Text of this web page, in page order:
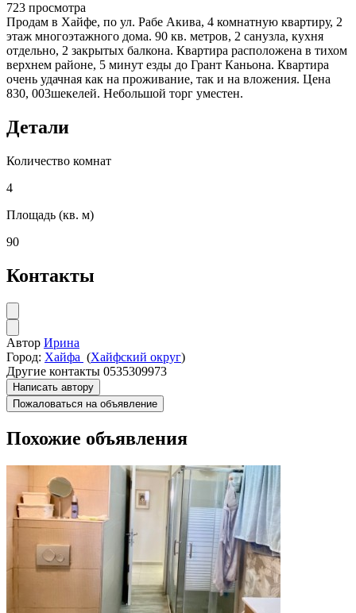
723 просмотра
Продам в Хайфе, по ул. Рабе Акива, 4 комнатную квартиру, 2
этаж многоэтажного дома. 90 кв. метров, 2 санузла, кухня
отдельно, 2 закрытых балкона. Квартира расположена в тихом
верхнем районе, 5 минут езды до Грант Каньона. Квартира
очень удачная как на проживание, так и на вложения. Цена
830, 003шекелей. Небольшой торг уместен.
Детали
Количество комнат
4
Площадь (кв. м)
90
Контакты
Автор Ирина
Город: Хайфа (Хайфский округ)
Другие контакты 0535309973
Написать автору
Пожаловаться на объявление
Похожие объявления